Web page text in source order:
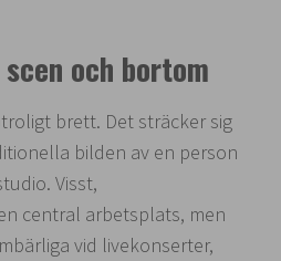
och bortom
brett. Det sträcker sig
bilden av en person
Visst,
central arbetsplats, men
vid livekonserter,